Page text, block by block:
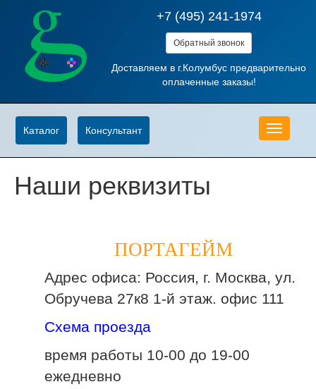
+7 (495) 241-1974
Обратный звонок
Доставляем в г.Колумбус предварительно
оплаченные заказы!
Меню
Каталог Консультант
Наши реквизиты
ПОРТАГЕЙМ
Адрес офиса: Россия, г. Москва, ул.
Обручева 27к8 1-й этаж. офис 111
Схема проезда
время работы 10-00 до 19-00
ежедневно